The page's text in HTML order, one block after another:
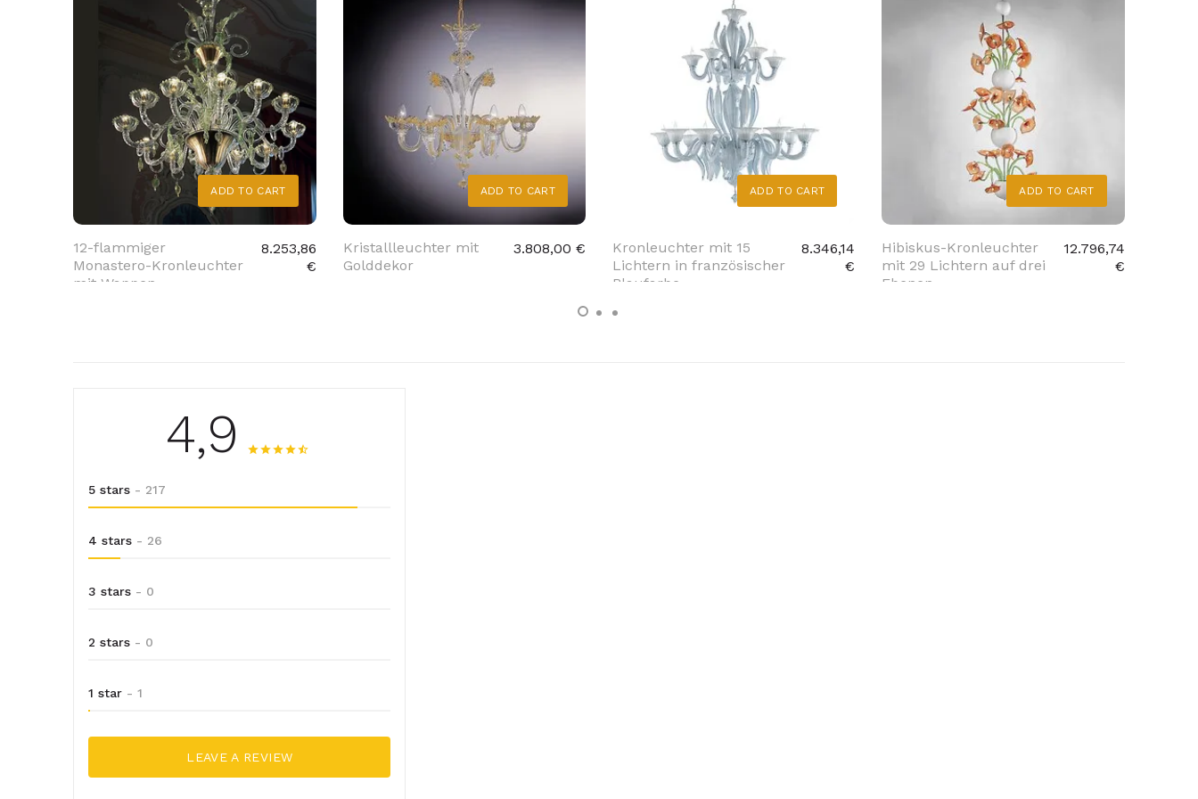
ADD TO CART
12-flammiger
Monastero-Kronleuchter
mit Wappen
8.253,86
€
ADD TO CART
Kristallleuchter mit
Golddekor
3.808,00 €
ADD TO CART
Kronleuchter mit 15
Lichtern in französischer
Blaufarbe
8.346,14
€
ADD TO CART
Hibiskus-Kronleuchter
mit 29 Lichtern auf drei
Ebenen
12.796,74
€
4,9
5 stars - 217
4 stars - 26
3 stars - 0
2 stars - 0
1 star - 1
LEAVE A REVIEW